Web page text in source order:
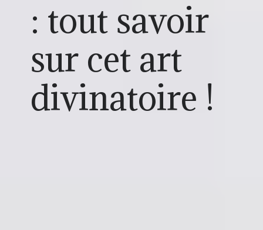
: tout savoir
sur cet art
divinatoire !